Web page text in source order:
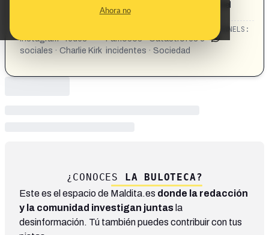
Ahora no
asesinado durante una conferencia en la Universidad del
Valle de Utah, ya no aparece
Instagram · redes
sociales · Charlie Kirk
Famosos · Catástrofes e
incidentes · Sociedad
CHANNELS:
¿CONOCES LA BULOTECA?
Este es el espacio de Maldita.es donde la redacción
y la comunidad investigan juntas la
desinformación. Tú también puedes contribuir con tus